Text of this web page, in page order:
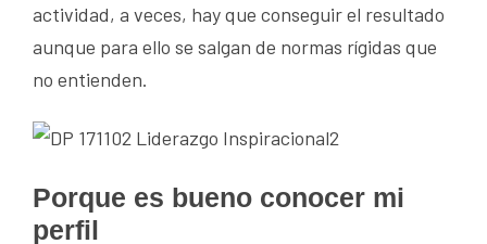
actividad, a veces, hay que conseguir el resultado
aunque para ello se salgan de normas rígidas que
no entienden.
Porque es bueno conocer mi
perfil